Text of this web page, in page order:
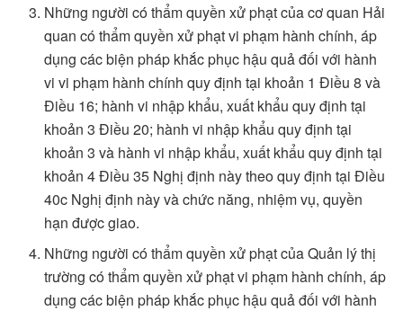
Những người có thẩm quyền xử phạt của cơ quan Hải
quan có thẩm quyền xử phạt vi phạm hành chính, áp
dụng các biện pháp khắc phục hậu quả đối với hành
vi vi phạm hành chính quy định tại khoản 1 Điều 8 và
Điều 16; hành vi nhập khẩu, xuất khẩu quy định tại
khoản 3 Điều 20; hành vi nhập khẩu quy định tại
khoản 3 và hành vi nhập khẩu, xuất khẩu quy định tại
khoản 4 Điều 35 Nghị định này theo quy định tại Điều
40c Nghị định này và chức năng, nhiệm vụ, quyền
hạn được giao.
Những người có thẩm quyền xử phạt của Quản lý thị
trường có thẩm quyền xử phạt vi phạm hành chính, áp
dụng các biện pháp khắc phục hậu quả đối với hành